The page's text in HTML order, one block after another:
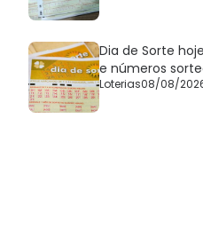
Dia de Sorte
e números
Loterias08/08/